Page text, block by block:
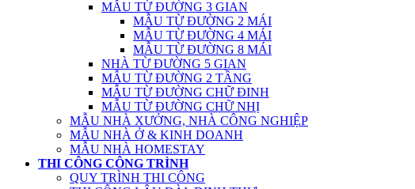
MẪU TỪ ĐƯỜNG 3 GIAN
MẪU TỪ ĐƯỜNG 2 MÁI
MẪU TỪ ĐƯỜNG 4 MÁI
MẪU TỪ ĐƯỜNG 8 MÁI
NHÀ TỪ ĐƯỜNG 5 GIAN
MẪU TỪ ĐƯỜNG 2 TẦNG
MẪU TỪ ĐƯỜNG CHỮ ĐINH
MẪU TỪ ĐƯỜNG CHỮ NHỊ
MẪU NHÀ XƯỞNG, NHÀ CÔNG NGHIỆP
MẪU NHÀ Ở & KINH DOANH
MẪU NHÀ HOMESTAY
THI CÔNG CÔNG TRÌNH
QUY TRÌNH THI CÔNG